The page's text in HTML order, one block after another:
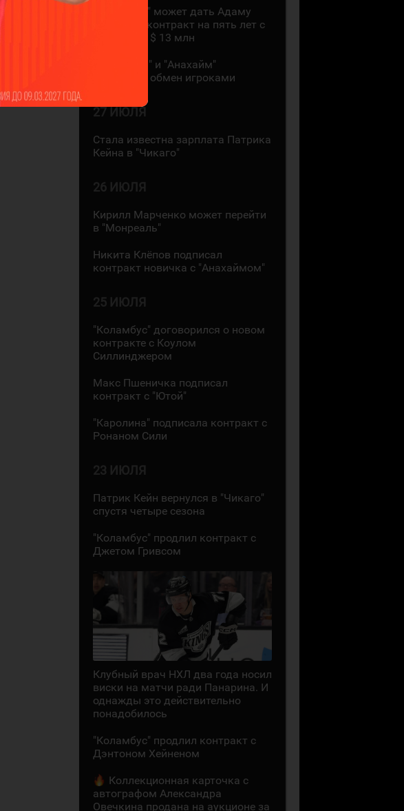
"Коламбус" может дать Адаму
Фантилли контракт на пять лет с
зарплатой $ 13 млн
"Монреаль" и "Анахайм"
произвели обмен игроками
27 ИЮЛЯ
Стала известна зарплата Патрика
Кейна в "Чикаго"
26 ИЮЛЯ
Кирилл Марченко может перейти
в "Монреаль"
Никита Клёпов подписал
контракт новичка с "Анахаймом"
25 ИЮЛЯ
"Коламбус" договорился о новом
контракте с Коулом
Силлинджером
Макс Пшеничка подписал
контракт с "Ютой"
"Каролина" подписала контракт с
Ронаном Сили
23 ИЮЛЯ
Патрик Кейн вернулся в "Чикаго"
спустя четыре сезона
"Коламбус" продлил контракт с
Джетом Гривсом
Клубный врач НХЛ два года носил
виски на матчи ради Панарина. И
однажды это действительно
понадобилось
"Коламбус" продлил контракт с
Дэнтоном Хейненом
Коллекционная карточка с
автографом Александра
Овечкина продана на аукционе за